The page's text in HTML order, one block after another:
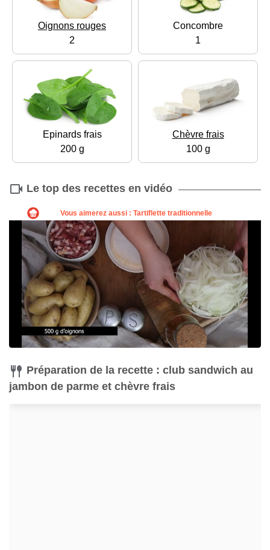
Oignons rouges
2
Concombre
1
Epinards frais
200 g
Chèvre frais
100 g
Le top des recettes en vidéo
Préparation de la recette : club sandwich au
jambon de parme et chèvre frais